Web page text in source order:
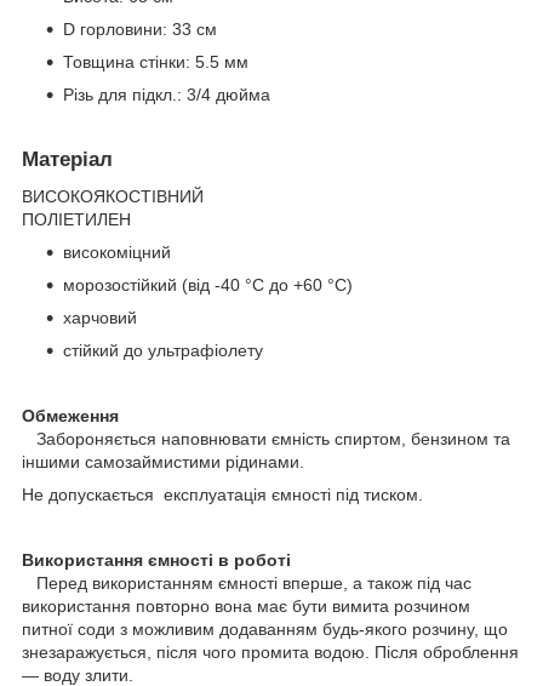
D горловини: 33 см
Товщина стінки: 5.5 мм
Різь для підкл.: 3/4 дюйма
Матеріал
ВИСОКОЯКОСТІВНИЙ
ПОЛІЕТИЛЕН
високоміцний
морозостійкий (від -40 °C до +60 °C)
харчовий
стійкий до ультрафіолету
Обмеження
Забороняється наповнювати ємність спиртом, бензином та
іншими самозаймистими рідинами.
Не допускається експлуатація ємності під тиском.
Використання ємності в роботі
Перед використанням ємності вперше, а також під час
використання повторно вона має бути вимита розчином
питної соди з можливим додаванням будь-якого розчину, що
знезаражується, після чого промита водою. Після оброблення
— воду злити.